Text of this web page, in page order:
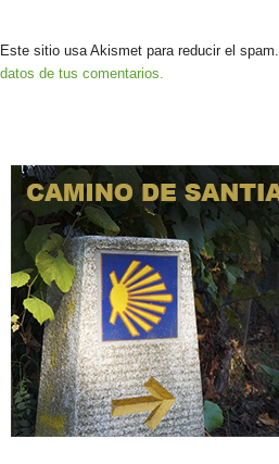
Este sitio usa Akismet para reducir el spam.
datos de tus comentarios.